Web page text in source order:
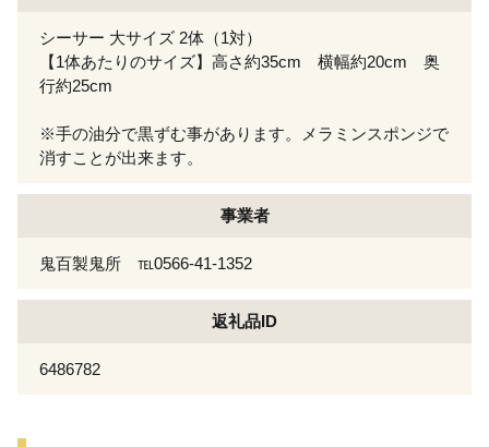
シーサー 大サイズ 2体（1対）
【1体あたりのサイズ】高さ約35cm 横幅約20cm 奥
行約25cm
※手の油分で黒ずむ事があります。メラミンスポンジで
消すことが出来ます。
事業者
鬼百製鬼所 ℡0566-41-1352
返礼品ID
6486782